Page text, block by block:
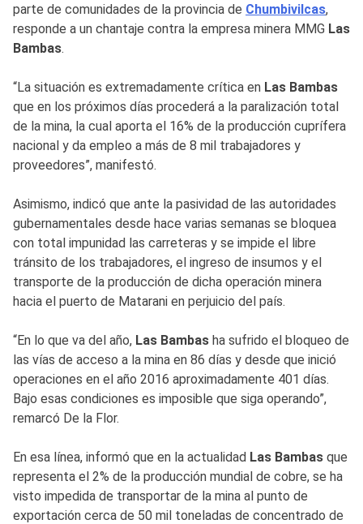
parte de comunidades de la provincia de Chumbivilcas,
responde a un chantaje contra la empresa minera MMG Las
Bambas.
“La situación es extremadamente crítica en Las Bambas
que en los próximos días procederá a la paralización total
de la mina, la cual aporta el 16% de la producción cuprífera
nacional y da empleo a más de 8 mil trabajadores y
proveedores”, manifestó.
Asimismo, indicó que ante la pasividad de las autoridades
gubernamentales desde hace varias semanas se bloquea
con total impunidad las carreteras y se impide el libre
tránsito de los trabajadores, el ingreso de insumos y el
transporte de la producción de dicha operación minera
hacia el puerto de Matarani en perjuicio del país.
“En lo que va del año, Las Bambas ha sufrido el bloqueo de
las vías de acceso a la mina en 86 días y desde que inició
operaciones en el año 2016 aproximadamente 401 días.
Bajo esas condiciones es imposible que siga operando”,
remarcó De la Flor.
En esa línea, informó que en la actualidad Las Bambas que
representa el 2% de la producción mundial de cobre, se ha
visto impedida de transportar de la mina al punto de
exportación cerca de 50 mil toneladas de concentrado de